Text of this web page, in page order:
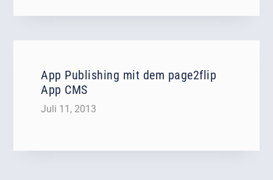
App Publishing mit dem page2flip
App CMS
Juli 11, 2013